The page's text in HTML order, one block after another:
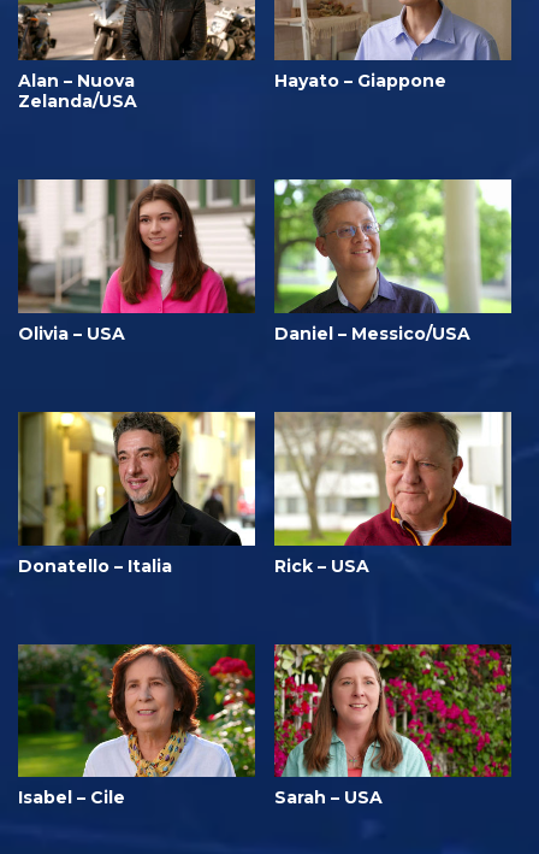
Alan – Nuova
Zelanda/USA
Hayato – Giappone
Olivia – USA Daniel – Messico/USA
Donatello – Italia Rick – USA
Isabel – Cile Sarah – USA